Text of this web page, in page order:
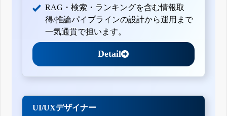
RAG・検索・ランキングを含む情報取
得/推論パイプラインの設計から運用まで
一気通貫で担います。
Detail
UI/UXデザイナー